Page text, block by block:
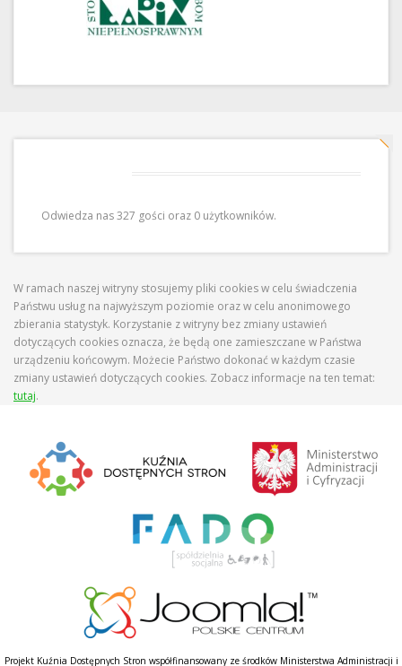
Odwiedza nas 327 gości oraz 0 użytkowników.
W ramach naszej witryny stosujemy pliki cookies w celu świadczenia
Państwu usług na najwyższym poziomie oraz w celu anonimowego
zbierania statystyk. Korzystanie z witryny bez zmiany ustawień
dotyczących cookies oznacza, że będą one zamieszczane w Państwa
urządzeniu końcowym. Możecie Państwo dokonać w każdym czasie
zmiany ustawień dotyczących cookies. Zobacz informacje na ten temat:
tutaj.
Projekt Kuźnia Dostępnych Stron współfinansowany ze środków Ministerstwa Administracji i